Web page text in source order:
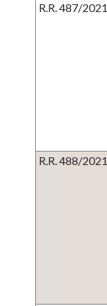
R.R. 487/2021
R.R. 488/2021